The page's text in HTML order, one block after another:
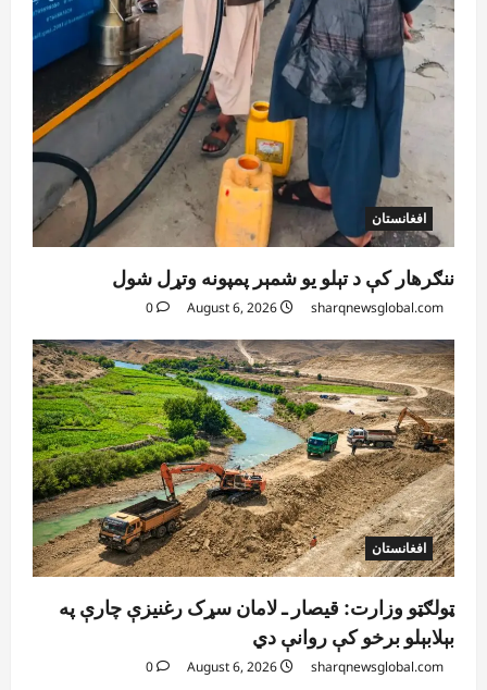
افغانستان
ننګرهار کې د تېلو یو شمېر پمپونه وتړل شول
sharqnewsglobal.com
0
افغانستان
ټولګټو وزارت: قیصار ـ لامان سړک رغنیزې چارې په
بېلابېلو برخو کې روانې دي
sharqnewsglobal.com
0